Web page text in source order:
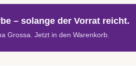
– solange der Vorrat reicht.
Grossa. Jetzt in den Warenkorb.